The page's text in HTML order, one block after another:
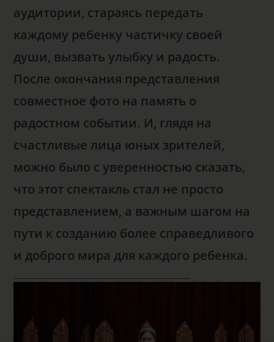
аудитории, стараясь передать
каждому ребенку частичку своей
души, вызвать улыбку и радость.
После окончания представления
совместное фото на память о
радостном событии. И, глядя на
счастливые лица юных зрителей,
можно было с уверенностью сказать,
что этот спектакль стал не просто
представлением, а важным шагом на
пути к созданию более справедливого
и доброго мира для каждого ребенка.